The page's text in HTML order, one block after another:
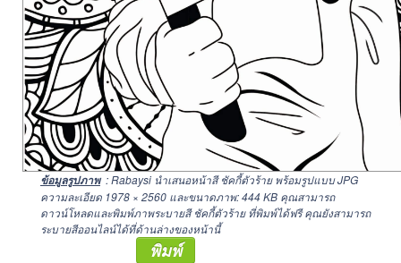
ข้อมูลรูปภาพ : Rabaysi นำเสนอหน้าสี ชัคกี้ตัวร้าย พร้อมรูปแบบ JPG
ความละเอียด 1978 × 2560 และขนาดภาพ: 444 KB คุณสามารถ
ดาวน์โหลดและพิมพ์ภาพระบายสี ชัคกี้ตัวร้าย ที่พิมพ์ได้ฟรี คุณยังสามารถ
ระบายสีออนไลน์ได้ที่ด้านล่างของหน้านี้
พิมพ์